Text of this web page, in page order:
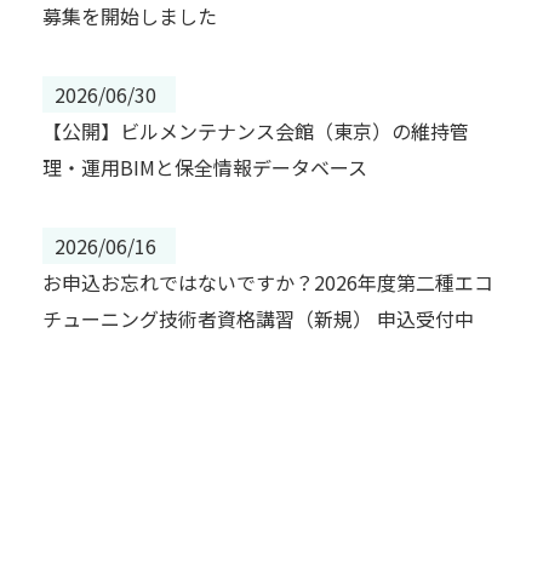
募集を開始しました
2026/06/30
【公開】ビルメンテナンス会館（東京）の維持管
理・運用BIMと保全情報データベース
2026/06/16
お申込お忘れではないですか？2026年度第二種エコ
チューニング技術者資格講習（新規） 申込受付中